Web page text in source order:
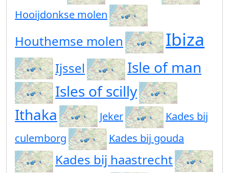
Hooijdonkse molen
Houthemse molen Ibiza
Ijssel
Isle of man
Isles of scilly
Ithaka
Jeker
Kades bij
culemborg
Kades bij gouda
Kades bij haastrecht